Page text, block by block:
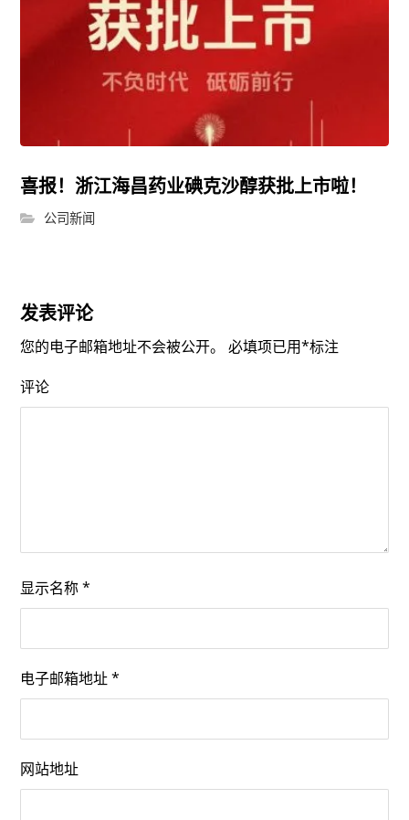
喜报！浙江海昌药业碘克沙醇获批上市啦！
公司新闻
发表评论
您的电子邮箱地址不会被公开。 必填项已用*标注
评论
显示名称*
电子邮箱地址*
网站地址